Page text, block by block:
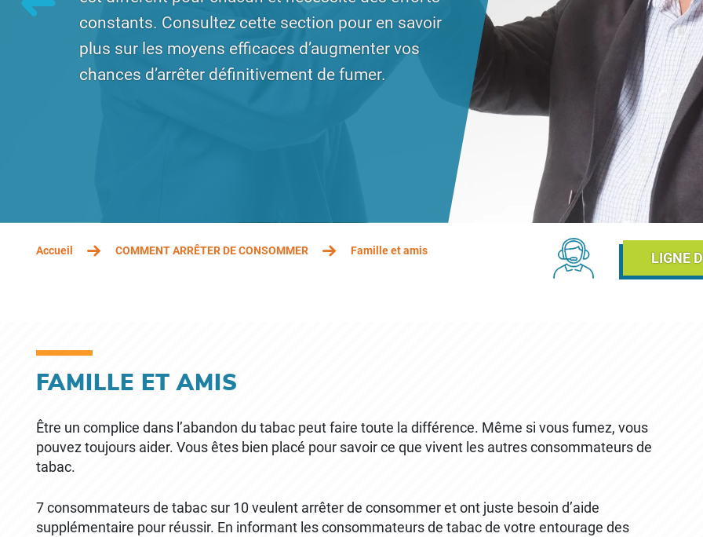
constants. Consultez cette section pour en savoir
plus sur les moyens efficaces d’augmenter vos
chances d’arrêter définitivement de fumer.
FIL D'ARIANE
Accueil COMMENT ARRÊTER DE CONSOMMER Famille et amis LIGNE
FAMILLE ET AMIS
FAMILLE ET AMIS
Être un complice dans l’abandon du tabac peut faire toute la différence. Même si vous fumez, vous
pouvez toujours aider. Vous êtes bien placé pour savoir ce que vivent les autres consommateurs de
tabac.
7 consommateurs de tabac sur 10 veulent arrêter de consommer et ont juste besoin d’aide
supplémentaire pour réussir. En informant les consommateurs de tabac de votre entourage des
June 2nd, 2021